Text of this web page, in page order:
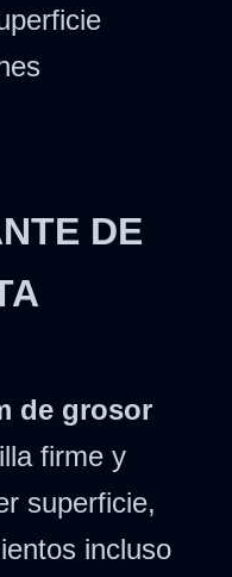
DE
de grosor
firme y
superficie,
incluso